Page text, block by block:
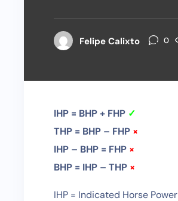
Felipe Calixto 0
IHP = BHP + FHP ✓
THP = BHP – FHP ×
IHP – BHP = FHP ×
BHP = IHP – THP ×
IHP = Indicated Horse Power